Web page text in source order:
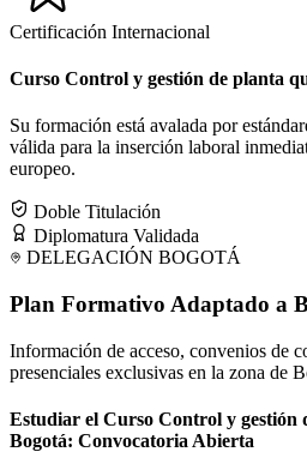
Certificación Internacional
Curso Control y gestión de planta
Su formación está avalada por
válida para la inserción laboral
europeo.
Doble Titulación
Diplomatura Validada
DELEGACIÓN BOGOTÁ
Plan Formativo Adaptado a
Información de acceso, convenios de
presenciales exclusivas en la zona de
Estudiar el Curso Control y gestión
Bogotá: Convocatoria Abierta